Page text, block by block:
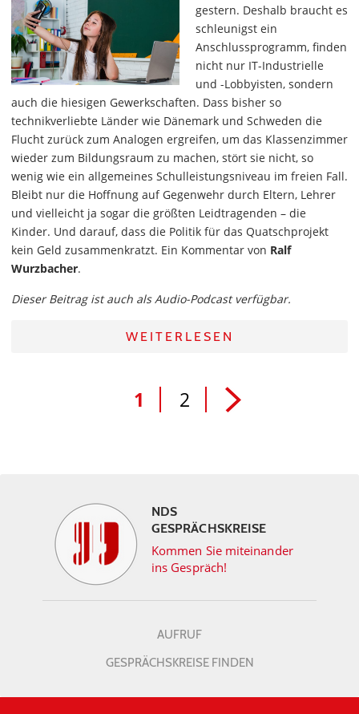
gestern. Deshalb braucht es
schleunigst ein
Anschlussprogramm, finden
nicht nur IT-Industrielle
und -Lobbyisten, sondern
auch die hiesigen Gewerkschaften. Dass bisher so
technikverliebte Länder wie Dänemark und Schweden die
Flucht zurück zum Analogen ergreifen, um das Klassenzimmer
wieder zum Bildungsraum zu machen, stört sie nicht, so
wenig wie ein allgemeines Schulleistungsniveau im freien Fall.
Bleibt nur die Hoffnung auf Gegenwehr durch Eltern, Lehrer
und vielleicht ja sogar die größten Leidtragenden – die
Kinder. Und darauf, dass die Politik für das Quatschprojekt
kein Geld zusammenkratzt. Ein Kommentar von Ralf
Wurzbacher.
Dieser Beitrag ist auch als Audio-Podcast verfügbar.
WEITERLESEN
1 2
NDS
GESPRÄCHSKREISE
Kommen Sie miteinander
ins Gespräch!
AUFRUF
GESPRÄCHSKREISE FINDEN